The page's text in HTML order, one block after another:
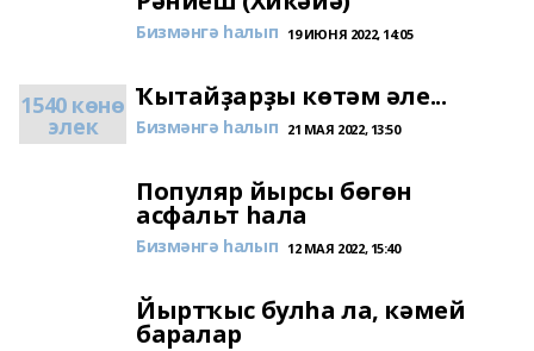
Бизмәнгә һалып 19 ИЮНЯ 2022, 14:05
1540 көнө
элек
Ҡытайҙарҙы көтәм әле...
Бизмәнгә һалып 21 МАЯ 2022, 13:50
Популяр йырсы бөгөн
асфальт һала
Бизмәнгә һалып 12 МАЯ 2022, 15:40
Йыртҡыс булһа ла, кәмей
баралар